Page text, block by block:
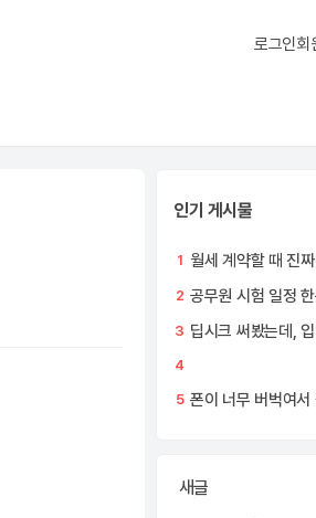
로그인회
인기 게시물
1 월세 계약할 때 진
2 공무원 시험 일정
3 딥시크 써봤는데,
4
5 폰이 너무 버벅여서
새글